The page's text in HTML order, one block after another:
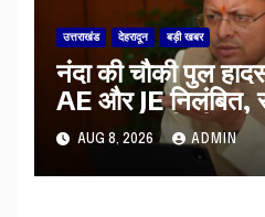
उत्तराखंड देहरादून बड़ी खबर
नंदा की चौकी पुल
AE और JE निलंबित,
पर सख्त कार्रवाई
AUG 8, 2026 ADMIN